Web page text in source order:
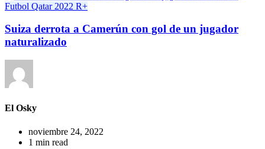
Futbol Qatar 2022 R+
Suiza derrota a Camerún con gol de un jugador
naturalizado
El Osky
noviembre 24, 2022
1 min read